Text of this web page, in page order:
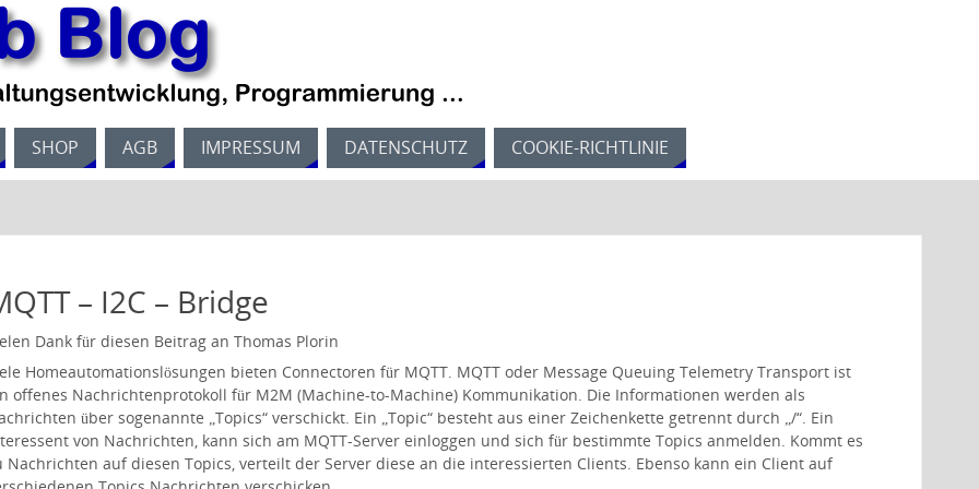
SHOP AGB IMPRESSUM DATENSCHUTZ COOKIE-RICHTLINIE
– I2C – Bridge
Dank für diesen Beitrag an Thomas Plorin
Homeautomationslösungen bieten Connectoren für MQTT. MQTT oder Message Queuing Telemetry Transport ist
offenes Nachrichtenprotokoll für M2M (Machine-to-Machine) Kommunikation. Die Informationen werden als
über sogenannte „Topics“ verschickt. Ein „Topic“ besteht aus einer Zeichenkette getrennt durch „/“. Ein
von Nachrichten, kann sich am MQTT-Server einloggen und sich für bestimmte Topics anmelden. Kommt es
Nachrichten auf diesen Topics, verteilt der Server diese an die interessierten Clients. Ebenso kann ein Client auf